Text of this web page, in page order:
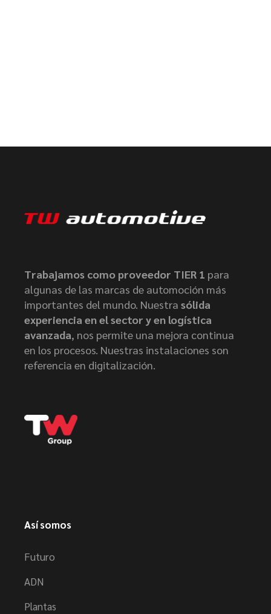
Trabajamos como proveedor TIER 1 para
algunas de las marcas de automoción más
importantes del mundo. Nuestra sólida
experiencia en el sector y en logística
avanzada, nos permite una mejora continua
en los procesos. Nuestras instalaciones son
referencia en digitalización.
Así somos
Futuro
ADN
Plantas